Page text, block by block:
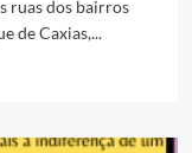
ruas dos bairros
de Caxias,...